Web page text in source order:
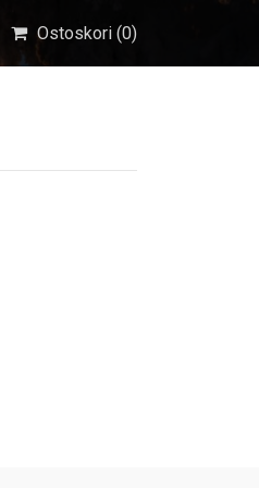
Ostoskori (0)